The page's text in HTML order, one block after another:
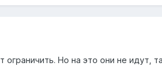
Но на это они не идут,